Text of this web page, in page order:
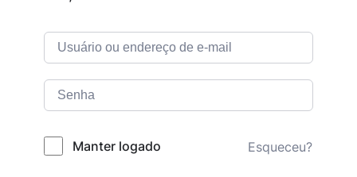
Manter logado Esqueceu?